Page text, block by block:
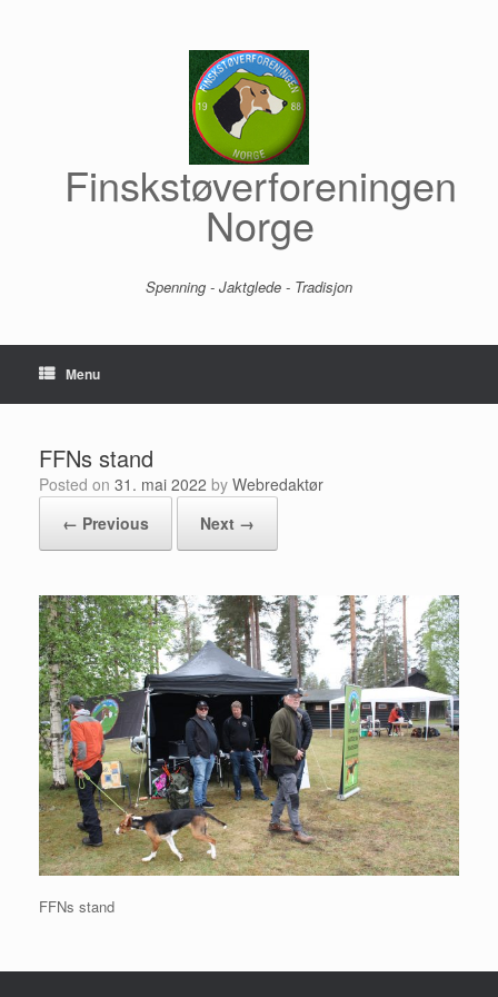
Finskstøverforeningen
Norge
Spenning - Jaktglede - Tradisjon
Menu
FFNs stand
Posted on 31. mai 2022 by Webredaktør
← Previous
Next →
FFNs stand